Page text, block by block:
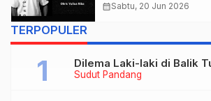
calendar_monthSabtu, 20 Jun 2026
TERPOPULER
Sudut Pandang
Dilema Laki-laki di Balik